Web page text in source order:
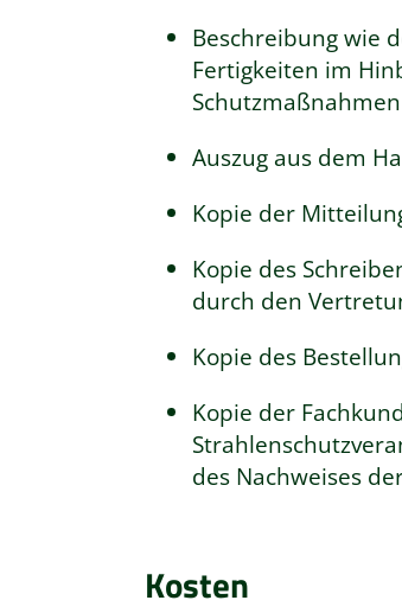
Beschreibung wie
Fertigkeiten im
Auszug aus dem
Kopie der
Kopie des
durch den
Kopie des
Kopie der
des Nachweises
Kosten